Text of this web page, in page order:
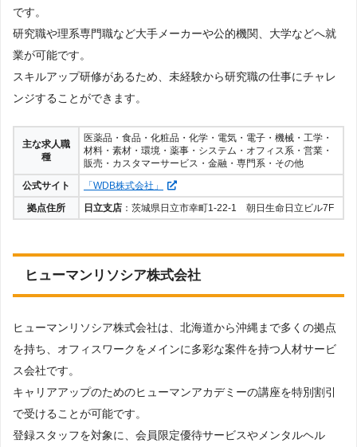
です。
研究職や理系専門職など大手メーカーや公的機関、大学などへ就
業が可能です。
スキルアップ研修があるため、未経験から研究職の仕事にチャレ
ンジすることができます。
主な求人職
種
医薬品・食品・化粧品・化学・電気・電子・機械・工学・
材料・素材・環境・薬事・システム・オフィス系・営業・
販売・カスタマーサービス・金融・専門系・その他
公式サイト
「WDB株式会社」
拠点住所
日立支店 ：茨城県日立市幸町1-22-1 朝日生命日立ビル7F
ヒューマンリソシア株式会社
ヒューマンリソシア株式会社は、北海道から沖縄まで多くの拠点
を持ち、オフィスワークをメインに多彩な案件を持つ人材サービ
ス会社です。
キャリアアップのためのヒューマンアカデミーの講座を特別割引
で受けることが可能です。
登録スタッフを対象に、会員限定優待サービスやメンタルヘル